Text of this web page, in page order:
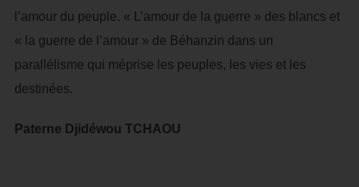
l’amour du peuple. « L’amour de la guerre » des blancs et
« la guerre de l’amour » de Béhanzin dans un
parallélisme qui méprise les peuples, les vies et les
destinées.
Paterne Djidéwou TCHAOU